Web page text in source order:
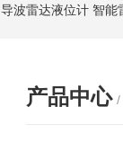
导波雷达液位计 智能
产品中心 /